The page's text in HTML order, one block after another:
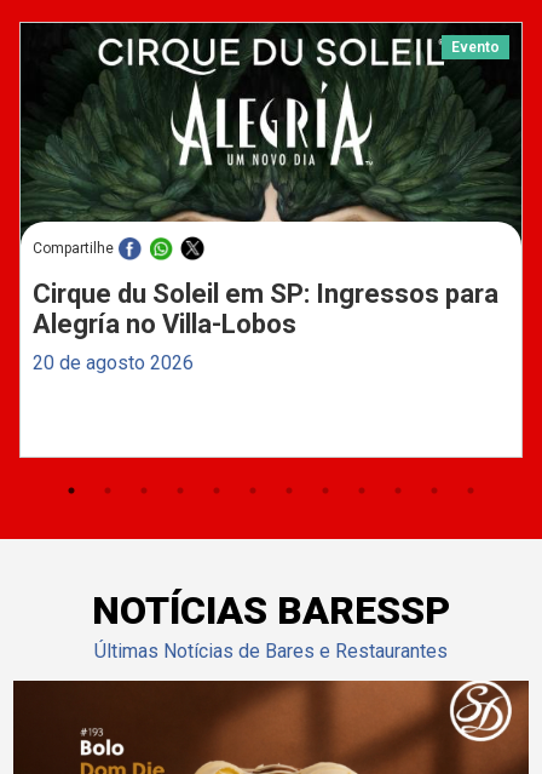
Evento
Compartilhe
Cirque du Soleil em SP: Ingressos para
Alegría no Villa-Lobos
20 de agosto 2026
NOTÍCIAS BARESSP
Últimas Notícias de Bares e Restaurantes